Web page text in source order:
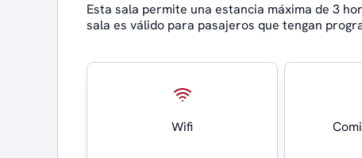
Esta sala permite una estancia máxima de 3
sala es válido para pasajeros que tengan
Wifi